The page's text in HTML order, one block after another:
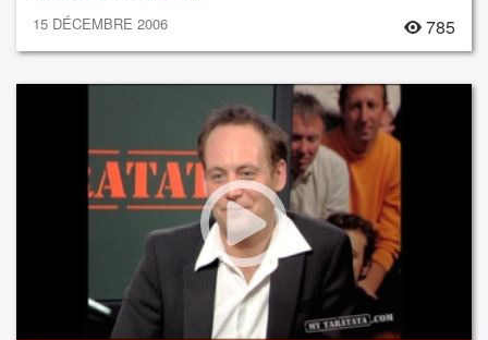
15 DÉCEMBRE 2006 785